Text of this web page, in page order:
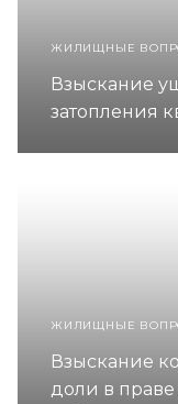
ЖИЛИЩНЫЕ
Взыскание
затопления
ЖИЛИЩНЫЕ
Взыскание
доли в